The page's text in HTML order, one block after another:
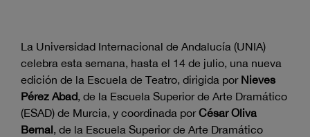
La Universidad Internacional de Andalucía (UNIA)
celebra esta semana, hasta el 14 de julio, una nueva
edición de la Escuela de Teatro, dirigida por Nieves
Pérez Abad, de la Escuela Superior de Arte Dramático
(ESAD) de Murcia, y coordinada porCésar Oliva
Bernal, de la Escuela Superior de Arte Dramático